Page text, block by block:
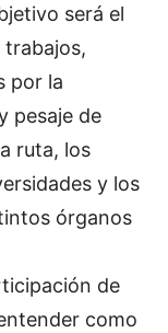
será el
trabajos,
por la
pesaje de
ruta, los
y los
órganos
de
como